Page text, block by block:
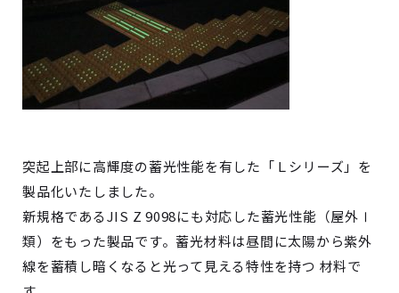
突起上部に高輝度の蓄光性能を有した「Ｌシリーズ」を
製品化いたしました。
新規格であるJIS Z 9098にも対応した蓄光性能（屋外Ⅰ
類）をもった製品です。蓄光材料は昼間に太陽から紫外
線を蓄積し暗くなると光って見える特性を持つ 材料で